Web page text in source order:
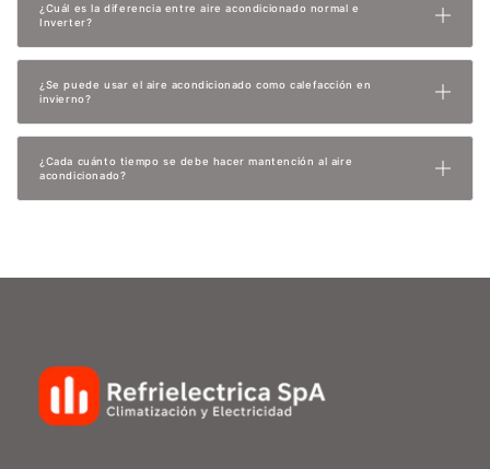
¿Cuál es la diferencia entre aire acondicionado normal e
Inverter?
¿Se puede usar el aire acondicionado como calefacción en
invierno?
¿Cada cuánto tiempo se debe hacer mantención al aire
acondicionado?